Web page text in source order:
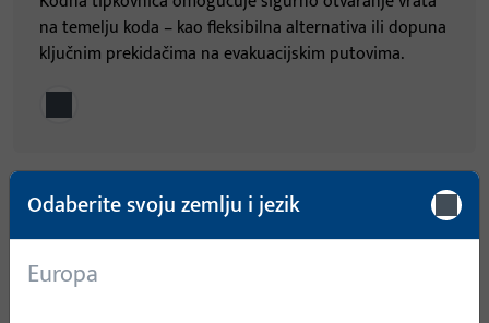
na temelju koda – kao fleksibilna alternativa ili dopuna
ključnim prekidačima na evakuacijskim putovima.
Odaberite svoju zemlju i jezik
Europa